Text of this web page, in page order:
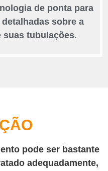
de ponta para
sobre a
suas tubulações.
pode ser bastante
adequadamente,